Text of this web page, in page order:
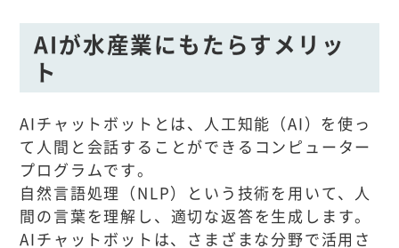
AIが水産業にもたらすメリッ
ト
AIチャットボットとは、人工知能（AI）を使っ
て人間と会話することができるコンピューター
プログラムです。
自然言語処理（NLP）という技術を用いて、人
間の言葉を理解し、適切な返答を生成します。
AIチャットボットは、さまざまな分野で活用さ